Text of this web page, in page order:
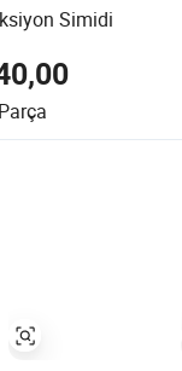
Simidi
Parça